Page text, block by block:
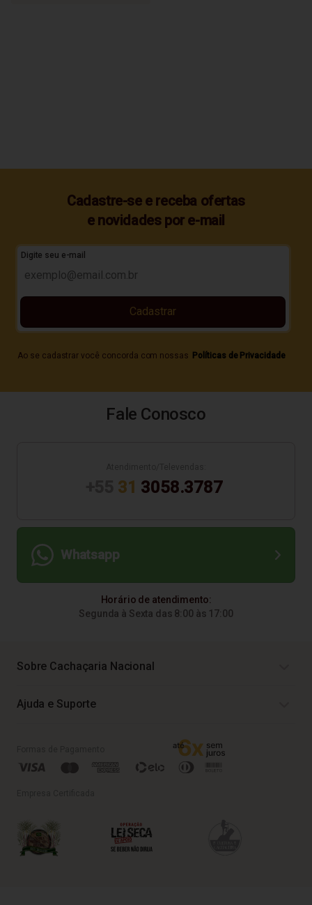
Cadastre-se e receba ofertas
e novidades por e-mail
Digite seu e-mail
Ao se cadastrar você concorda com nossas Políticas de Privacidade
Cadastrar
Fale Conosco
31 3058.3787
Whatsapp
Horário de atendimento:
Segunda à Sexta das 8:00 às 17:00
Sobre Cachaçaria Nacional
Ajuda e Suporte